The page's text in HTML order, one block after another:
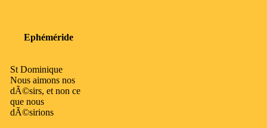
Ephéméride
St Dominique
Nous aimons nos
dÃ©sirs, et non ce
que nous
dÃ©sirions